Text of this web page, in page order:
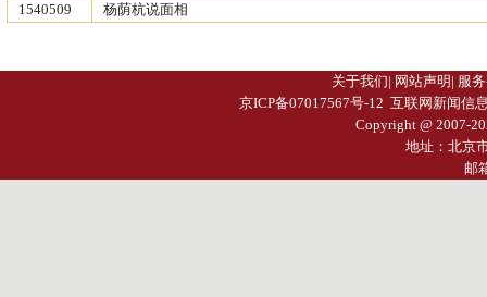
1540509
杨荫杭说面相
关于我们| 网站声明 | 服
京ICP备07017567号-12 互联网新闻信
Copyright @ 2007-
地址：北京
邮